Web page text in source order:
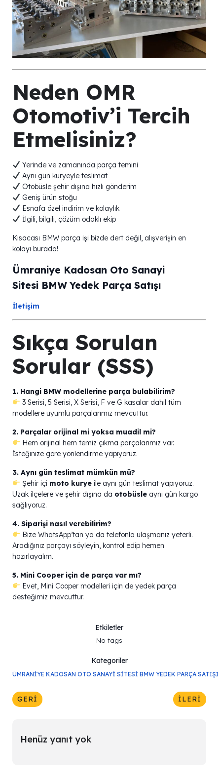
Neden OMR
Otomotiv’i Tercih
Etmelisiniz?
Yerinde ve zamanında parça temini
Aynı gün kuryeyle teslimat
Otobüsle şehir dışına hızlı gönderim
Geniş ürün stoğu
Esnafa özel indirim ve kolaylık
İlgili, bilgili, çözüm odaklı ekip
Kısacası BMW parça işi bizde dert değil, alışverişin en
kolayı burada!
Ümraniye Kadosan Oto Sanayi
Sitesi BMW Yedek Parça Satışı
İletişim
Sıkça Sorulan
Sorular (SSS)
1. Hangi BMW modellerine parça bulabilirim?
3 Serisi, 5 Serisi, X Serisi, F ve G kasalar dahil tüm
modellere uyumlu parçalarımız mevcuttur.
2. Parçalar orijinal mi yoksa muadil mi?
Hem orijinal hem temiz çıkma parçalarımız var.
İsteğinize göre yönlendirme yapıyoruz.
3. Aynı gün teslimat mümkün mü?
Şehir içi moto kuryeile aynı gün teslimat yapıyoruz.
Uzak ilçelere ve şehir dışına da otobüsle aynı gün kargo
sağlıyoruz.
4. Siparişi nasıl verebilirim?
Bize WhatsApp’tan ya da telefonla ulaşmanız yeterli.
Aradığınız parçayı söyleyin, kontrol edip hemen
hazırlayalım.
5. Mini Cooper için de parça var mı?
Evet, Mini Cooper modelleri için de yedek parça
desteğimiz mevcuttur.
Etkiletler
No tags
Kategoriler
ÜMRANIYE KADOSAN OTO SANAYI SITESI BMW YEDEK PARÇA SATIŞI
GERI İLERI
Henüz yanıt yok